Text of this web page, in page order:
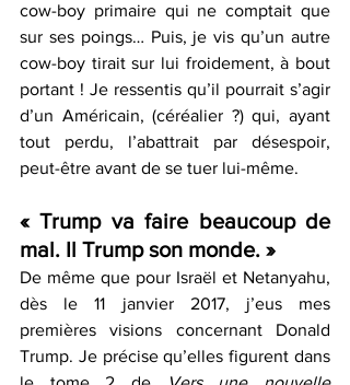
cow-boy primaire qui ne comptait que
sur ses poings… Puis, je vis qu’un autre
cow-boy tirait sur lui froidement, à bout
portant ! Je ressentis qu’il pourrait s’agir
d’un Américain, (céréalier ?) qui, ayant
tout perdu, l’abattrait par désespoir,
peut-être avant de se tuer lui-même.
« Trump va faire beaucoup de
mal. Il Trump son monde. »
De même que pour Israël et Netanyahu,
dès le 11 janvier 2017, j’eus mes
premières visions concernant Donald
Trump. Je précise qu’elles figurent dans